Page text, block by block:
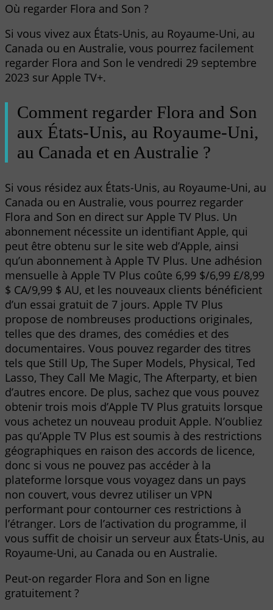
Où regarder Flora and Son ?
Si vous vivez aux États-Unis, au Royaume-Uni, au
Canada ou en Australie, vous pourrez facilement
regarder Flora and Son le vendredi 29 septembre
2023 sur Apple TV+.
Comment regarder Flora and Son
aux États-Unis, au Royaume-Uni,
au Canada et en Australie ?
Si vous résidez aux États-Unis, au Royaume-Uni, au
Canada ou en Australie, vous pourrez regarder
Flora and Son en direct sur Apple TV Plus. Un
abonnement nécessite un identifiant Apple, qui
peut être obtenu sur le site web d’Apple, ainsi
qu’un abonnement à Apple TV Plus. Une adhésion
mensuelle à Apple TV Plus coûte 6,99 $/6,99 £/8,99
$ CA/9,99 $ AU, et les nouveaux clients bénéficient
d’un essai gratuit de 7 jours. Apple TV Plus
propose de nombreuses productions originales,
telles que des drames, des comédies et des
documentaires. Vous pouvez regarder des titres
tels que Still Up, The Super Models, Physical, Ted
Lasso, They Call Me Magic, The Afterparty, et bien
d’autres encore. De plus, sachez que vous pouvez
obtenir trois mois d’Apple TV Plus gratuits lorsque
vous achetez un nouveau produit Apple. N’oubliez
pas qu’Apple TV Plus est soumis à des restrictions
géographiques en raison des accords de licence,
donc si vous ne pouvez pas accéder à la
plateforme lorsque vous voyagez dans un pays
non couvert, vous devrez utiliser un VPN
performant pour contourner ces restrictions à
l’étranger. Lors de l’activation du programme, il
vous suffit de choisir un serveur aux États-Unis, au
Royaume-Uni, au Canada ou en Australie.
Peut-on regarder Flora and Son en ligne
gratuitement ?